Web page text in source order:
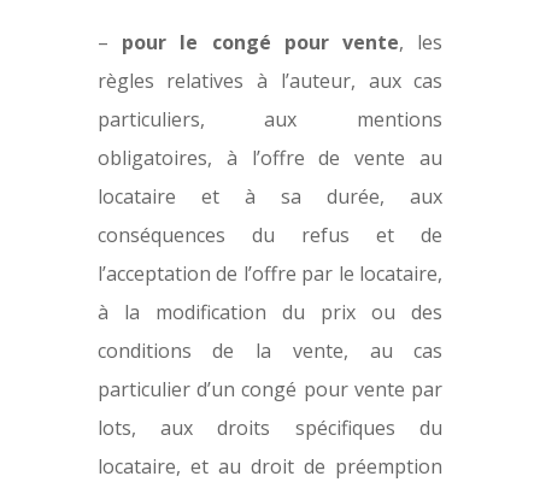
– pour le congé pour vente, les
règles relatives à l’auteur, aux cas
particuliers, aux mentions
obligatoires, à l’offre de vente au
locataire et à sa durée, aux
conséquences du refus et de
l’acceptation de l’offre par le locataire,
à la modification du prix ou des
conditions de la vente, au cas
particulier d’un congé pour vente par
lots, aux droits spécifiques du
locataire, et au droit de préemption